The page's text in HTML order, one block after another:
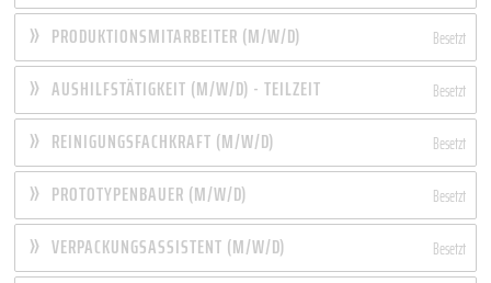
PRODUKTIONSMITARBEITER (M/W/D) Besetzt
AUSHILFSTÄTIGKEIT (M/W/D) - TEILZEIT Besetzt
REINIGUNGSFACHKRAFT (M/W/D) Besetzt
PROTOTYPENBAUER (M/W/D) Besetzt
VERPACKUNGSASSISTENT (M/W/D) Besetzt